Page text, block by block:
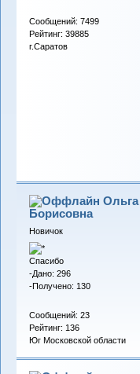
Сообщений: 7499
Рейтинг: 39885
г.Саратов
Ольга
Борисовна
Новичок
Спасибо
-Дано: 296
-Получено: 130
Сообщений: 23
Рейтинг: 136
Юг Московской области